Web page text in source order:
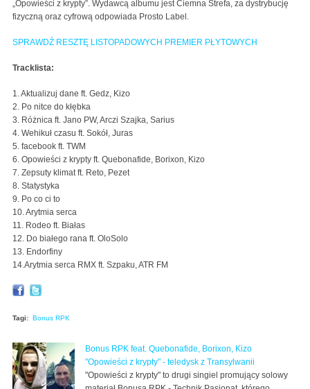
„Opowieści z krypty”. Wydawcą albumu jest Ciemna Strefa, za dystrybucję
fizyczną oraz cyfrową odpowiada Prosto Label.
SPRAWDŹ RESZTĘ LISTOPADOWYCH PREMIER PŁYTOWYCH
Tracklista:
1. Aktualizuj dane ft. Gedz, Kizo
2. Po nitce do kłębka
3. Różnica ft. Jano PW, Arczi Szajka, Sarius
4. Wehikuł czasu ft. Sokół, Juras
5. facebook ft. TWM
6. Opowieści z krypty ft. Quebonafide, Borixon, Kizo
7. Zepsuty klimat ft. Reto, Pezet
8. Statystyka
9. Po co ci to
10. Arytmia serca
11. Rodeo ft. Białas
12. Do białego rana ft. OloSolo
13. Endorfiny
14.Arytmia serca RMX ft. Szpaku, ATR FM
Tagi: Bonus RPK
Bonus RPK feat. Quebonafide, Borixon, Kizo
"Opowieści z krypty" - teledysk z Transylwanii
"Opowieści z krypty" to drugi singiel promujący solowy